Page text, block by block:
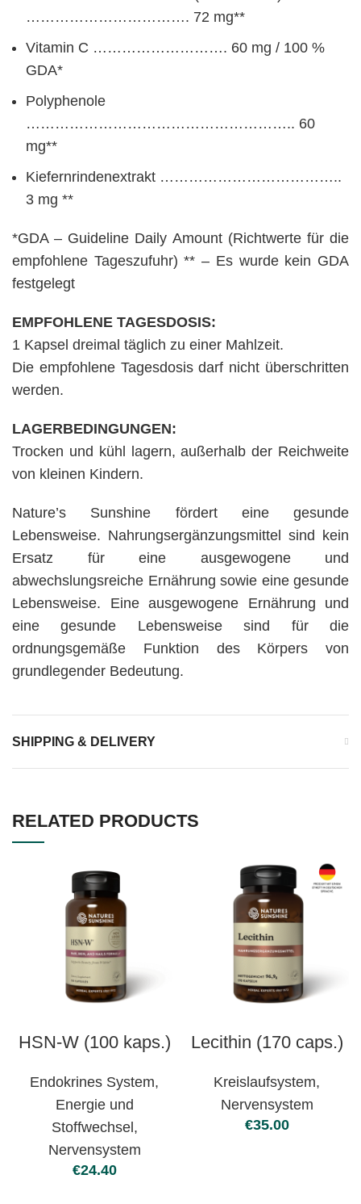
……………………………. 72 mg**
Vitamin C ………………………. 60 mg / 100 %
GDA*
Polyphenole
……………………………………………….. 60
mg**
Kiefernrindenextrakt ………………………………..
3 mg **
*GDA – Guideline Daily Amount (Richtwerte für die
empfohlene Tageszufuhr) ** – Es wurde kein GDA
festgelegt
EMPFOHLENE TAGESDOSIS:
1 Kapsel dreimal täglich zu einer Mahlzeit.
Die empfohlene Tagesdosis darf nicht überschritten
werden.
LAGERBEDINGUNGEN:
Trocken und kühl lagern, außerhalb der Reichweite
von kleinen Kindern.
Nature’s Sunshine fördert eine gesunde
Lebensweise. Nahrungsergänzungsmittel sind kein
Ersatz für eine ausgewogene und
abwechslungsreiche Ernährung sowie eine gesunde
Lebensweise. Eine ausgewogene Ernährung und
eine gesunde Lebensweise sind für die
ordnungsgemäße Funktion des Körpers von
grundlegender Bedeutung.
SHIPPING & DELIVERY
RELATED PRODUCTS
HSN-W (100 kaps.)
Endokrines System,
Energie und
Stoffwechsel ,
Nervensystem
€
Lecithin (170 caps.)
Kreislaufsystem,
Nervensystem
€